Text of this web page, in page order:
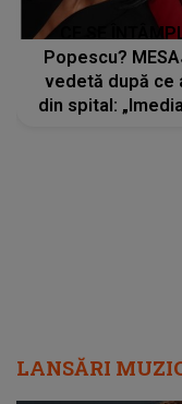
CE SE
Popescu?
vedetă după ce
din spital:
LANSĂRI